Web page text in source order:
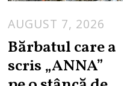
AUGUST 7, 2026
Bărbatul care a
scris „ANNA”